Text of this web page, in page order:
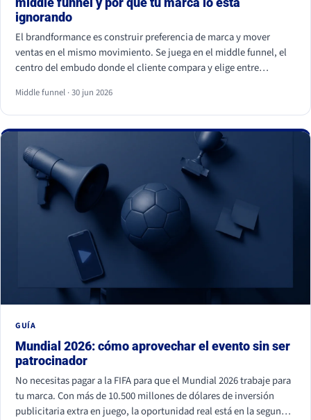
ignorando
El brandformance es construir preferencia de marca y mover
ventas en el mismo movimiento. Se juega en el middle funnel, el
centro del embudo donde el cliente compara y elige entre
invierte en los extremos (notoriedad y precio) y deja ese centro
vacío, que es justo donde se gana o se pierde la venta frente a la
marca blanca.
Middle funnel · 30 jun 2026
GUÍA
Mundial 2026: cómo aprovechar el evento sin ser
patrocinador
No necesitas pagar a la FIFA para que el Mundial 2026 trabaje para
tu marca. Con más de 10.500 millones de dólares de inversión
publicitaria extra en juego, la oportunidad real está en la segunda